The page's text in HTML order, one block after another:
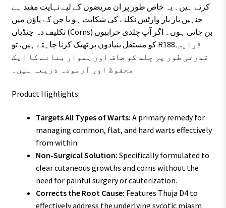
کرتے ہیں۔ یہ خاص طور پر ان مریضوں کے لیے نہایت مفید ہے
جنہیں بار بار وارٹس نکلنے کی شکایت ہو یا جن کے پاؤں میں
تکلیف دہ چنڈیاں (Corns) بن جاتی ہوں۔ اگر آپ جِلدی خرابیوں
کو مستقل بنیادوں پر ٹھیک کرنا چاہتے ہیں، تو R188 ڈراپس
قدرتی طور پر جِلد کو صاف اور ہموار بنانے کا ایک
محفوظ اور آزمودہ ذریعہ ہیں۔
Product Highlights:
Targets All Types of Warts: A primary remedy for
managing common, flat, and hard warts effectively
from within.
Non-Surgical Solution: Specifically formulated to
clear cutaneous growths and corns without the
need for painful surgery or cauterization.
Corrects the Root Cause: Features Thuja D4 to
effectively address the underlying sycotic miasm